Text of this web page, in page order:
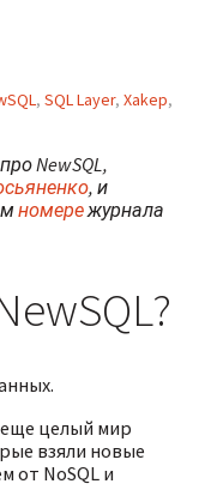
, SQL Layer, Xakep,
NewSQL,
, и
номережурнала
еще целый мир
взяли новые
от NoSQL и